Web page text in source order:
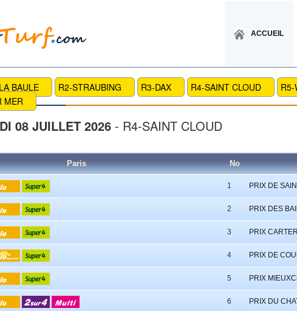
ACCUEIL
BAULE R2-STRAUBING R3-DAX R4-SAINT CLOUD R5-
MER
08 JUILLET 2026 - R4-SAINT CLOUD
Paris No
1 PRIX DE
2 PRIX DES
3 PRIX
4 PRIX DE
5 PRIX
6 PRIX DU